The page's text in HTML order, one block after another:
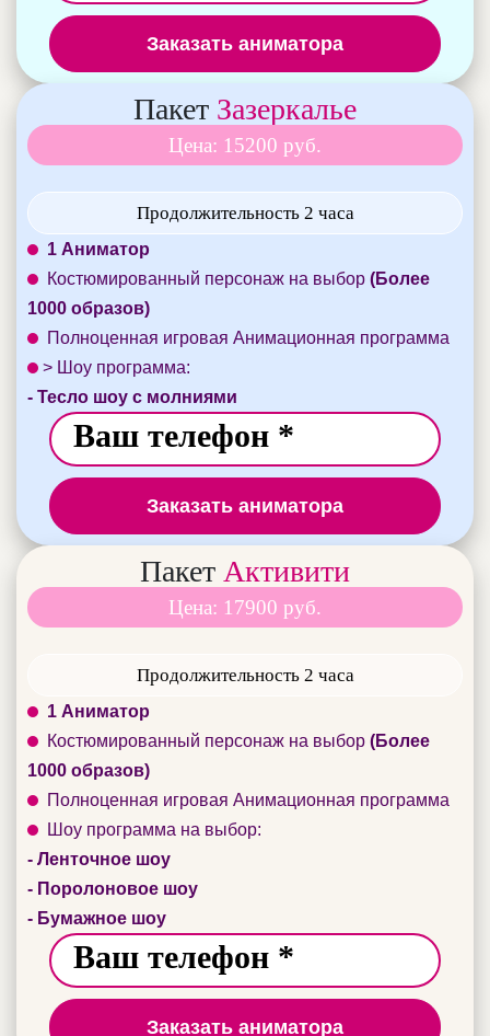
Заказать аниматора
Пакет Зазеркалье
Цена: 15200 руб.
Продолжительность 2 часа
1 Аниматор
Костюмированный персонаж на выбор (Более
1000 образов)
Полноценная игровая Анимационная программа
> Шоу программа:
- Тесло шоу с молниями
Заказать аниматора
Пакет Активити
Цена: 17900 руб.
Продолжительность 2 часа
1 Аниматор
Костюмированный персонаж на выбор (Более
1000 образов)
Полноценная игровая Анимационная программа
Шоу программа на выбор:
- Ленточное шоу
- Поролоновое шоу
- Бумажное шоу
Заказать аниматора